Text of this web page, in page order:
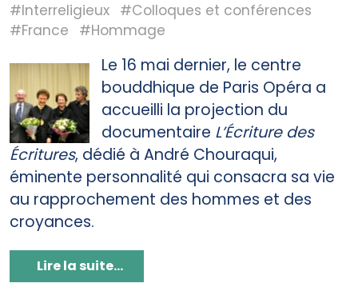
#Interreligieux #Colloques et conférences
#France
#Hommage
Le 16 mai dernier, le centre
bouddhique de Paris Opéra a
accueilli la projection du
documentaire L’Écriture des
Écritures, dédié à André Chouraqui,
éminente personnalité qui consacra sa vie
au rapprochement des hommes et des
croyances.
Lire la suite...